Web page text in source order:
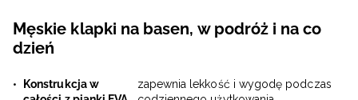
Męskie klapki na basen, w podróż i na co
dzień
Konstrukcja w
zapewnia lekkość i wygodę podczas